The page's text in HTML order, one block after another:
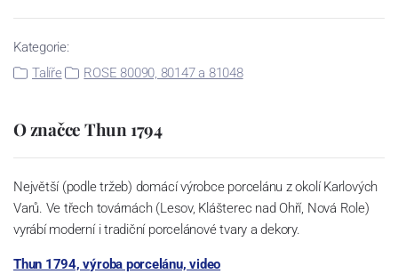
Kategorie:
Talíře
ROSE 80090, 80147 a 81048
O značce Thun 1794
Největší (podle tržeb) domácí výrobce porcelánu z okolí Karlových
Varů. Ve třech továrnách (Lesov, Klášterec nad Ohří, Nová Role)
vyrábí moderní i tradiční porcelánové tvary a dekory.
Thun 1794, výroba porcelánu, video